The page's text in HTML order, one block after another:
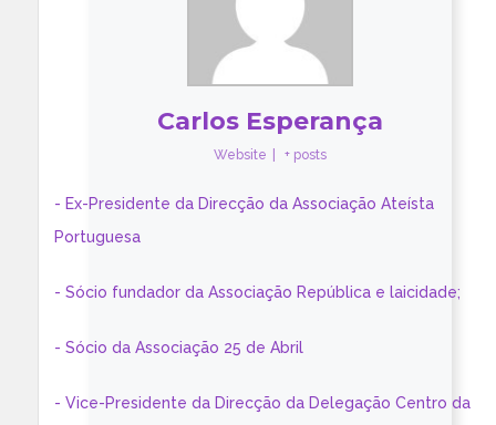
Carlos Esperança
Website + posts
- Ex-Presidente da Direcção da Associação Ateísta
Portuguesa
- Sócio fundador da Associação República e laicidade;
- Sócio da Associação 25 de Abril
- Vice-Presidente da Direcção da Delegação Centro da